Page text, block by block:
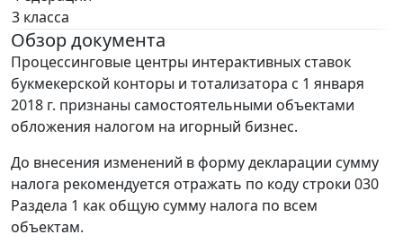
3 класса
Обзор документа
Процессинговые центры интерактивных ставок
букмекерской конторы и тотализатора с 1 января
2018 г. признаны самостоятельными объектами
обложения налогом на игорный бизнес.
До внесения изменений в форму декларации сумму
налога рекомендуется отражать по коду строки 030
Раздела 1 как общую сумму налога по всем
объектам.